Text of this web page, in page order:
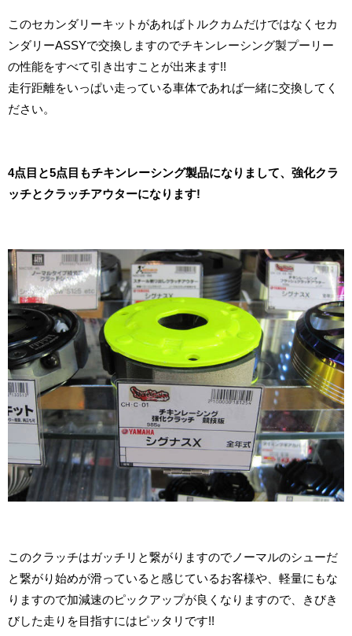
このセカンダリーキットがあればトルクカムだけではなくセカ
ンダリーASSYで交換しますのでチキンレーシング製プーリー
の性能をすべて引き出すことが出来ます!!
走行距離をいっぱい走っている車体であれば一緒に交換してく
ださい。
4点目と5点目もチキンレーシング製品になりまして、強化クラ
ッチとクラッチアウターになります!
このクラッチはガッチリと繋がりますのでノーマルのシューだ
と繋がり始めが滑っていると感じているお客様や、軽量にもな
りますので加減速のピックアップが良くなりますので、きびき
びした走りを目指すにはピッタリです!!